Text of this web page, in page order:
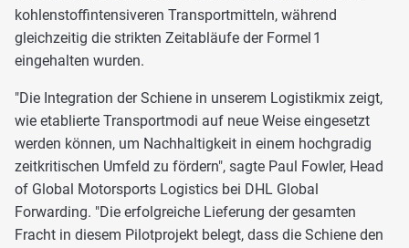
kohlenstoffintensiveren Transportmitteln, während
gleichzeitig die strikten Zeitabläufe der Formel 1
eingehalten wurden.
"Die Integration der Schiene in unserem Logistikmix zeigt,
wie etablierte Transportmodi auf neue Weise eingesetzt
werden können, um Nachhaltigkeit in einem hochgradig
zeitkritischen Umfeld zu fördern", sagte Paul Fowler, Head
of Global Motorsports Logistics bei DHL Global
Forwarding. "Die erfolgreiche Lieferung der gesamten
Fracht in diesem Pilotprojekt belegt, dass die Schiene den